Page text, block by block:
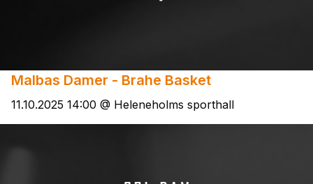
Malbas Damer - Brahe Basket
11.10.2025 14:00 @ Heleneholms sporthall